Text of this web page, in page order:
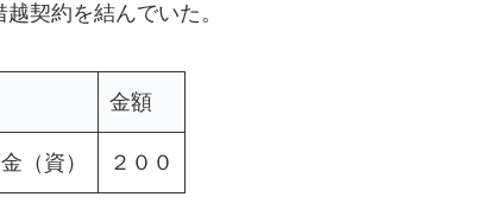
契約を結んでいた。
金額
（資） ２００